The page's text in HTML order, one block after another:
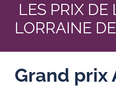
LES PRIX DE
LORRAINE
Grand prix